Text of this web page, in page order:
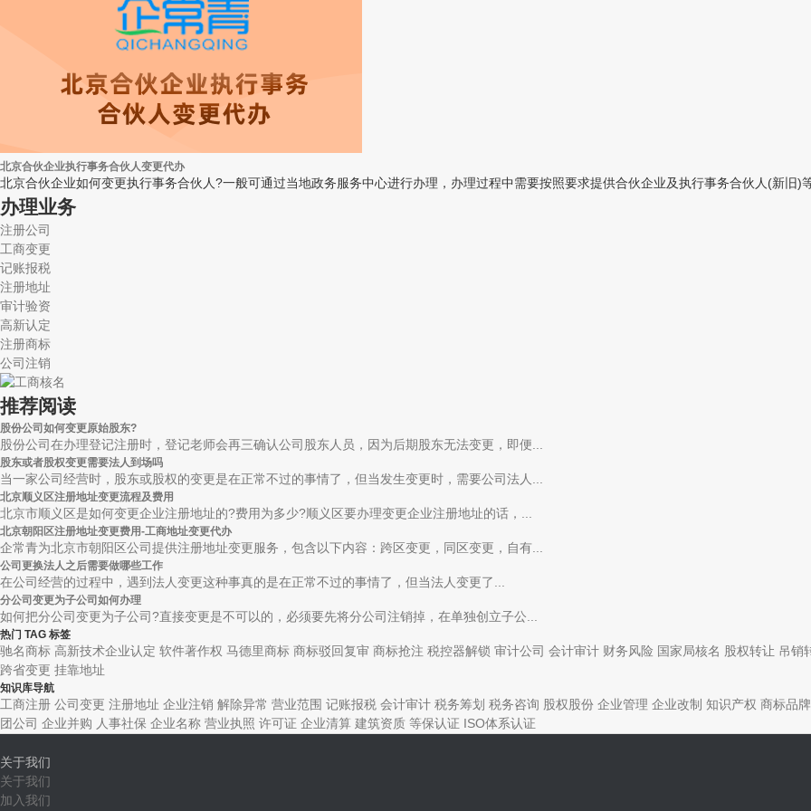
北京合伙企业执行事务合伙人变更代办
北京合伙企业如何变更执行事务合伙人?一般可通过当地政务服务中心进行办理，办理过程中需要按照要求提供合伙企业及执行事务合伙人(新旧)
办理业务
注册公司
工商变更
记账报税
注册地址
审计验资
高新认定
注册商标
公司注销
推荐阅读
股份公司如何变更原始股东?
股份公司在办理登记注册时，登记老师会再三确认公司股东人员，因为后期股东无法变更，即便...
股东或者股权变更需要法人到场吗
当一家公司经营时，股东或股权的变更是在正常不过的事情了，但当发生变更时，需要公司法人...
北京顺义区注册地址变更流程及费用
北京市顺义区是如何变更企业注册地址的?费用为多少?顺义区要办理变更企业注册地址的话，...
北京朝阳区注册地址变更费用-工商地址变更代办
企常青为北京市朝阳区公司提供注册地址变更服务，包含以下内容：跨区变更，同区变更，自有...
公司更换法人之后需要做哪些工作
在公司经营的过程中，遇到法人变更这种事真的是在正常不过的事情了，但当法人变更了...
分公司变更为子公司如何办理
如何把分公司变更为子公司?直接变更是不可以的，必须要先将分公司注销掉，在单独创立子公...
热门 TAG 标签
驰名商标 高新技术企业认定 软件著作权 马德里商标 商标驳回复审 商标抢注 税控器解锁 审计公司 会计审计 财务风险 国家局核名 股权转让 吊销
跨省变更 挂靠地址
知识库导航
工商注册 公司变更 注册地址 企业注销 解除异常 营业范围 记账报税 会计审计 税务筹划 税务咨询 股权股份 企业管理 企业改制 知识产权 商标品牌
团公司 企业并购 人事社保 企业名称 营业执照 许可证 企业清算 建筑资质 等保认证 ISO体系认证
关于我们
关于我们
加入我们